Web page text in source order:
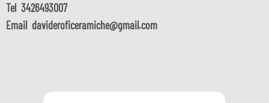
Tel 3426493007
Email davideroficeramiche@gmail.com